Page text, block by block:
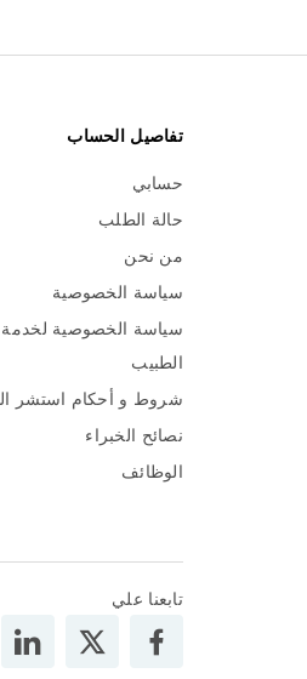
تفاصيل الحساب
حسابي
حالة الطلب
من نحن
سياسة الخصوصية
سياسة الخصوصية
الطبيب
شروط و أحكام استشر
نصائح الخبراء
الوظائف
تابعنا علي